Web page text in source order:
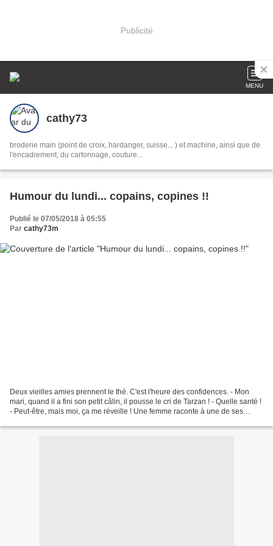
Publicité
MENU
cathy73
broderie main (point de croix, hardanger, suisse... ) et machine, ainsi que de
l'encadrement, du cartonnage, couture...
Humour du lundi... copains, copines !!
Publié le 07/05/2018 à 05:55
Par cathy73m
Deux vieilles amies prennent le thé. C'est l'heure des confidences. - Mon
mari, quand il a fini son petit câlin, il pousse le cri de Tarzan ! - Quelle santé !
- Peut-être, mais moi, ça me réveille ! Une femme raconte à une de ses